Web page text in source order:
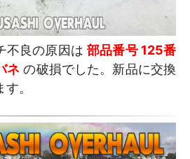
不良の原因は部品番号 125番
ネ の破損でした。新品に交換
。